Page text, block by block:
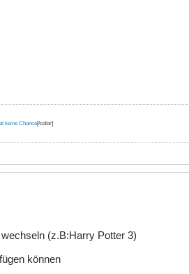
keine Chance[/color]
(z.B:Harry Potter 3)
können